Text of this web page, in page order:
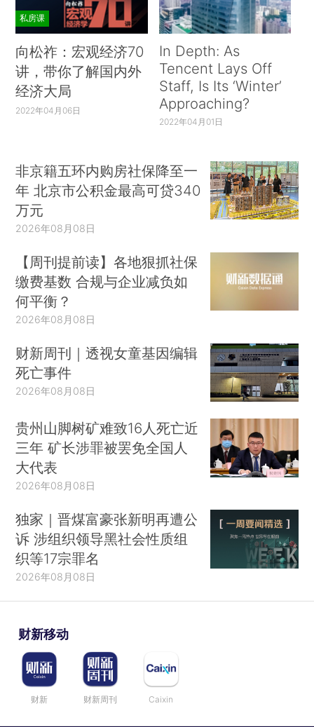
私房课
向松祚：宏观经济70
讲，带你了解国内外
经济大局
2022年04月06日
In Depth: As
Tencent Lays Off
Staff, Is Its ‘Winter’
Approaching?
2022年04月01日
非京籍五环内购房社保降至一
年 北京市公积金最高可贷340
万元
2026年08月08日
【周刊提前读】各地狠抓社保
缴费基数 合规与企业减负如
何平衡？
2026年08月08日
财新周刊｜透视女童基因编辑
死亡事件
2026年08月08日
贵州山脚树矿难致16人死亡近
三年 矿长涉罪被罢免全国人
大代表
2026年08月08日
独家｜晋煤富豪张新明再遭公
诉 涉组织领导黑社会性质组
织等17宗罪名
2026年08月08日
财新移动
财新 财新周刊 Caixin